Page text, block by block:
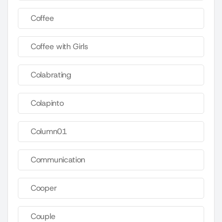
Coffee
Coffee with Girls
Colabrating
Colapinto
Column01
Communication
Cooper
Couple